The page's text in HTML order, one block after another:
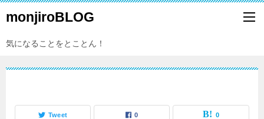
monjiroBLOG
気になることをとことん！
Tweet 0 0